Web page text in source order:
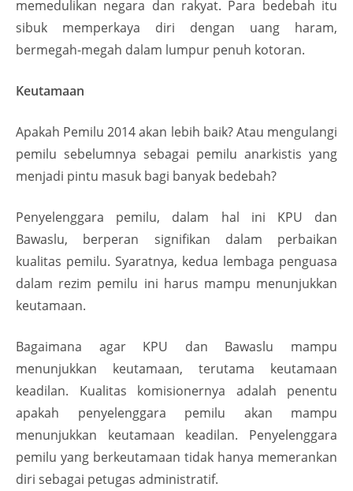
memedulikan negara dan rakyat. Para bedebah itu
sibuk memperkaya diri dengan uang haram,
bermegah-megah dalam lumpur penuh kotoran.
Keutamaan
Apakah Pemilu 2014 akan lebih baik? Atau mengulangi
pemilu sebelumnya sebagai pemilu anarkistis yang
menjadi pintu masuk bagi banyak bedebah?
Penyelenggara pemilu, dalam hal ini KPU dan
Bawaslu, berperan signifikan dalam perbaikan
kualitas pemilu. Syaratnya, kedua lembaga penguasa
dalam rezim pemilu ini harus mampu menunjukkan
keutamaan.
Bagaimana agar KPU dan Bawaslu mampu
menunjukkan keutamaan, terutama keutamaan
keadilan. Kualitas komisionernya adalah penentu
apakah penyelenggara pemilu akan mampu
menunjukkan keutamaan keadilan. Penyelenggara
pemilu yang berkeutamaan tidak hanya memerankan
diri sebagai petugas administratif.